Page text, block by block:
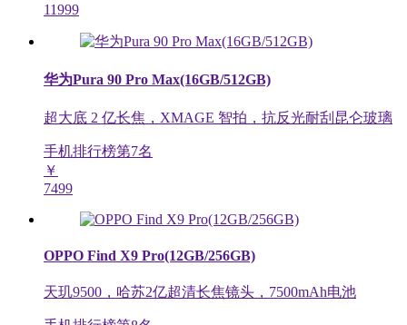
11999
华为Pura 90 Pro Max(16GB/512GB)
超大底 2 亿长焦，XMAGE 智拍，抗反光耐刮昆仑玻璃
手机排行榜第7名
￥
7499
OPPO Find X9 Pro(12GB/256GB)
天玑9500，哈苏2亿超清长焦镜头，7500mAh电池